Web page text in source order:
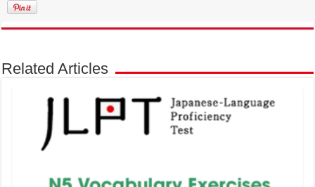
Related Articles